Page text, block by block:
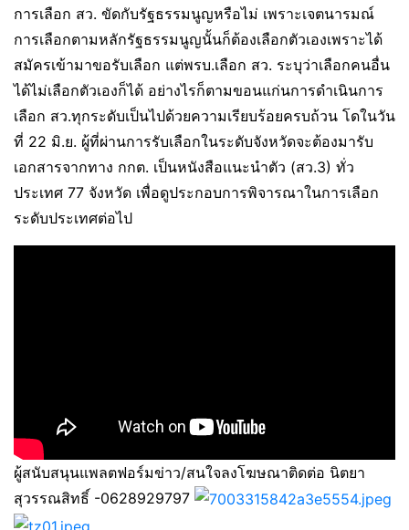
การเลือก สว. ขัดกับรัฐธรรมนูญหรือไม่ เพราะเจตนารมณ์
การเลือกตามหลักรัฐธรรมนูญนั้นก็ต้องเลือกตัวเองเพราะได้
สมัครเข้ามาขอรับเลือก แต่พรบ.เลือก สว. ระบุว่าเลือกคนอื่น
ได้ไม่เลือกตัวเองก็ได้ อย่างไรก็ตามขอนแก่นการดำเนินการ
เลือก สว.ทุกระดับเป็นไปด้วยความเรียบร้อยครบถ้วน โดในวัน
ที่ 22 มิ.ย. ผู้ที่ผ่านการรับเลือกในระดับจังหวัดจะต้องมารับ
เอกสารจากทาง กกต. เป็นหนังสือแนะนำตัว (สว.3) ทั่ว
ประเทศ 77 จังหวัด เพื่อดูประกอบการพิจารณาในการเลือก
ระดับประเทศต่อไป
ผู้สนับสนุนแพลตฟอร์มข่าว/สนใจลงโฆษณาติดต่อ นิตยา
สุวรรณสิทธิ์ -0628929797